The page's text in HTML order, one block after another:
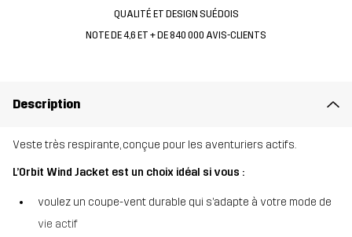
QUALITÉ ET DESIGN SUÉDOIS
NOTE DE 4,6 ET + DE 840 000 AVIS-CLIENTS
Description
Veste très respirante, conçue pour les aventuriers actifs.
L’Orbit Wind Jacket est un choix idéal si vous :
voulez un coupe-vent durable qui s’adapte à votre mode de
vie actif